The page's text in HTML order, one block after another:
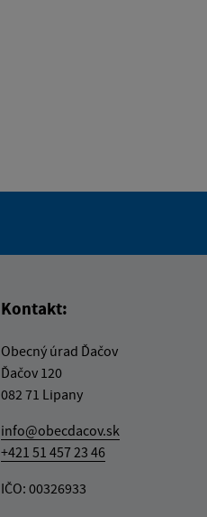
Kontakt:
Obecný úrad Ďačov
Ďačov 120
082 71 Lipany
info@obecdacov.sk
+421 51 457 23 46
IČO: 00326933